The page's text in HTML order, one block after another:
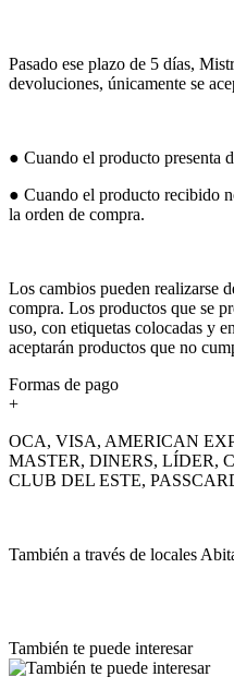
Pasado ese plazo de 5 días,
devoluciones, únicamente se
● Cuando el producto presenta
● Cuando el producto recibido
la orden de compra.
Los cambios pueden realizarse
compra. Los productos que se
uso, con etiquetas colocadas y
aceptarán productos que no
Formas de pago
+
OCA, VISA, AMERICAN
MASTER, DINERS, LÍDER,
CLUB DEL ESTE,
También a través de locales
También te puede interesar